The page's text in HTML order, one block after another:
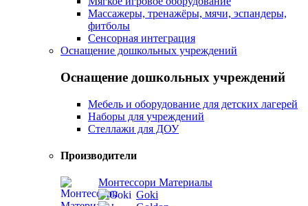
Массажеры, тренажёры, мячи, эспандеры,
фитболы
Сенсорная интеграция
Оснащение дошкольных учреждений
Оснащение дошкольных учреждений
Мебель и оборудование для детских лагерей
Наборы для учреждений
Стеллажи для ДОУ
Производители
Монтессори Материалы
Goki